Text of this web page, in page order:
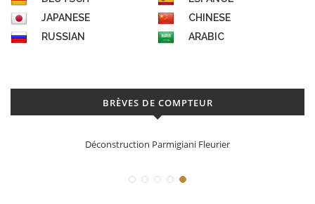
JAPANESE
CHINESE
RUSSIAN
ARABIC
BRÈVES DE COMPTEUR
Déconstruction Parmigiani Fleurier